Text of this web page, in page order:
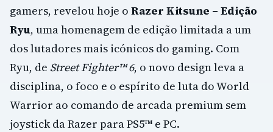
gamers, revelou hoje o Razer Kitsune – Edição
Ryu, uma homenagem de edição limitada a um
dos lutadores mais icónicos do gaming. Com
Ryu, de Street Fighter™ 6, o novo design leva a
disciplina, o foco e o espírito de luta do World
Warrior ao comando de arcada premium sem
joystick da Razer para PS5™ e PC.